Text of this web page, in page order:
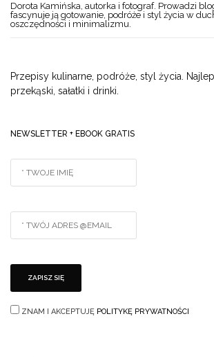
Dorota Kamińska, autorka i fotograf. Prowadzi
fascynuje ją gotowanie, podróże i styl życia w
oszczędności i minimalizmu.
Przepisy kulinarne, podróże, styl życia.
przekąski, sałatki i drinki.
NEWSLETTER + EBOOK GRATIS
ZNAM I AKCEPTUJĘ POLITYKĘ PRYWATNOŚCI